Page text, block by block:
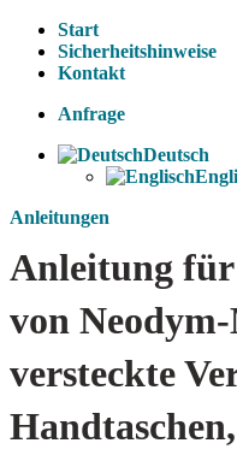
Start
Sicherheitshinweise
Kontakt
Anfrage
Deutsch
Anleitungen
Anleitung für
von
versteckte